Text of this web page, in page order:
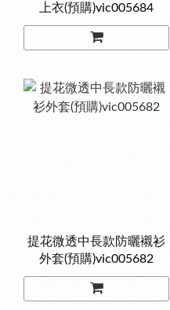
上衣(預購)vic005684
提花微透中長款防曬襯衫
外套(預購)vic005682